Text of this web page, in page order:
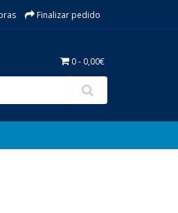
Finalizar pedido
0 - 0,00€